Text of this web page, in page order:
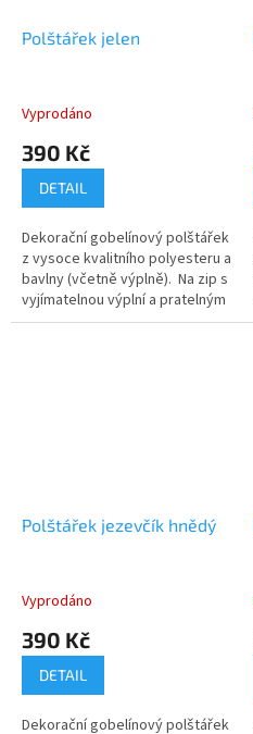
Polštářek jelen
Vyprodáno
390 Kč
DETAIL
Dekorační gobelínový polštářek
z vysoce kvalitního polyesteru a
bavlny (včetně výplně). Na zip s
vyjímatelnou výplní a pratelným
potahem.
Polštářek jezevčík hnědý
Vyprodáno
390 Kč
DETAIL
Dekorační gobelínový polštářek